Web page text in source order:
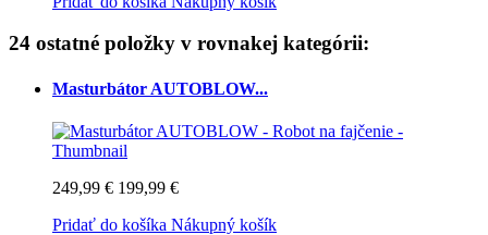
24 ostatné položky v rovnakej kategórii:
Masturbátor AUTOBLOW...
249,99 € 199,99 €
Pridať do košíka Nákupný košík